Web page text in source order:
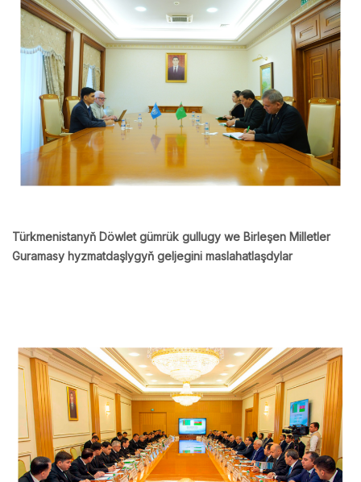
Türkmenistanyň Döwlet gümrük gullugy we Birleşen Milletler
Guramasy hyzmatdaşlygyň geljegini maslahatlaşdylar